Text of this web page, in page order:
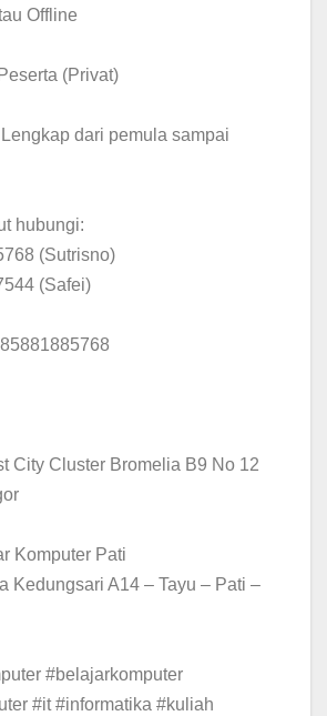
Offline
(Privat)
dari pemula sampai
hubungi:
(Sutrisno)
(Safei)
City Cluster Bromelia B9 No 12
Komputer Pati
Kedungsari A14 – Tayu – Pati –
#belajarkomputer
#it #informatika #kuliah